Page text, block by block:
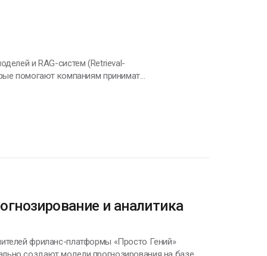
и RAG-систем (Retrieval-
аналитики и бизнес-процессов •
и аналитика
фриланс-платформы «Просто Гений»